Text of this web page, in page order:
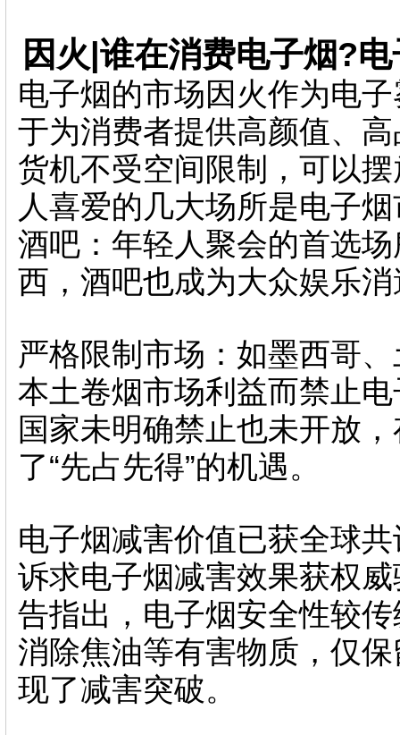
因火|谁在消费电子烟?
电子烟的市场因火作为电
于为消费者提供高颜值、
货机不受空间限制，可以
人喜爱的几大场所是电子
酒吧：年轻人聚会的首选
西，酒吧也成为大众娱乐
严格限制市场：如墨西哥
本土卷烟市场利益而禁止
国家未明确禁止也未开放
了“先占先得”的机遇。
电子烟减害价值已获全球
诉求电子烟减害效果获权
告指出，电子烟安全性较
消除焦油等有害物质，仅
现了减害突破。